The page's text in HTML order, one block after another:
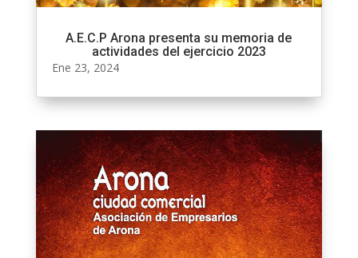
A.E.C.P Arona presenta su memoria de
actividades del ejercicio 2023
Ene 23, 2024